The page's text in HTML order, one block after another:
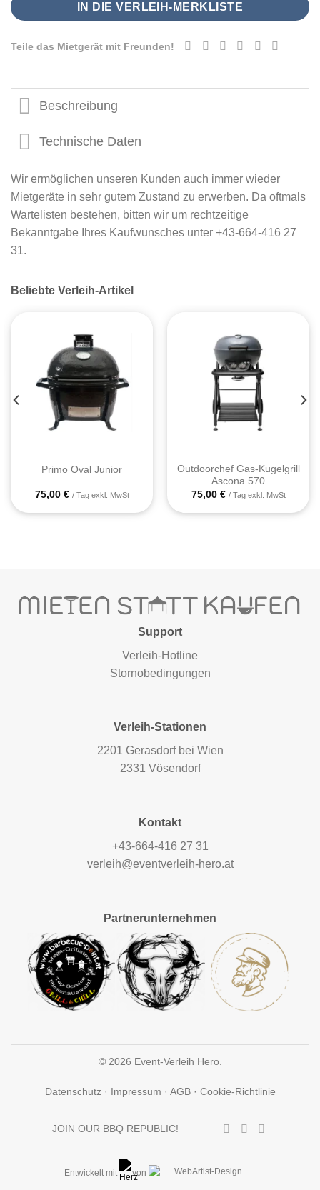
IN DIE VERLEIH-MERKLISTE
Teile das Mietgerät mit Freunden!
Beschreibung
Technische Daten
Wir ermöglichen unseren Kunden auch immer wieder
Mietgeräte in sehr gutem Zustand zu erwerben. Da oftmals
Wartelisten bestehen, bitten wir um rechtzeitige
Bekanntgabe Ihres Kaufwunsches unter +43-664-416 27
31.
Beliebte Verleih-Artikel
Primo Oval Junior
75,00 € / Tag exkl. MwSt
Outdoorchef Gas-Kugelgrill
Ascona 570
75,00 € / Tag exkl. MwSt
Support
Verleih-Hotline
Stornobedingungen
Verleih-Stationen
2201 Gerasdorf bei Wien
2331 Vösendorf
Kontakt
+43-664-416 27 31
verleih@eventverleih-hero.at
Partnerunternehmen
© 2026 Event-Verleih Hero.
Datenschutz· Impressum · AGB· Cookie-Richtlinie
JOIN OUR BBQ REPUBLIC!
Entwickelt mit von